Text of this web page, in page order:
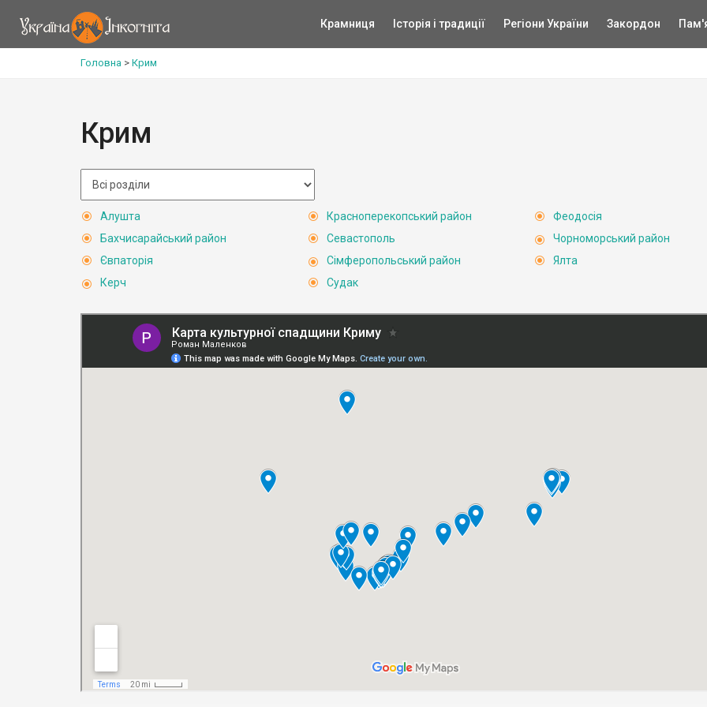
Крамниця Історія і традиції Регіони України Закордон
Головна > Крим
Крим
Алушта
Бахчисарайський район
Євпаторія
Керч
Красноперекопський район
Севастополь
Сімферопольський район
Судак
Феодосія
Чорноморський район
Ялта